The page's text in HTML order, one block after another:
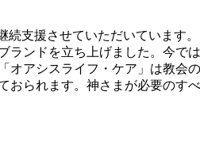
続支援させていただいています
ランドを立ち上げました。今で
アシスライフ・ケア」は教会の
られます。神さまが必要のす